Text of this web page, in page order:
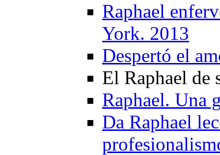
Raphael
York. 2013
Despertó el
El Raphael de
Raphael. Una
Da Raphael